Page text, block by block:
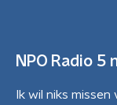
NPO Radio 5
Ik wil niks missen